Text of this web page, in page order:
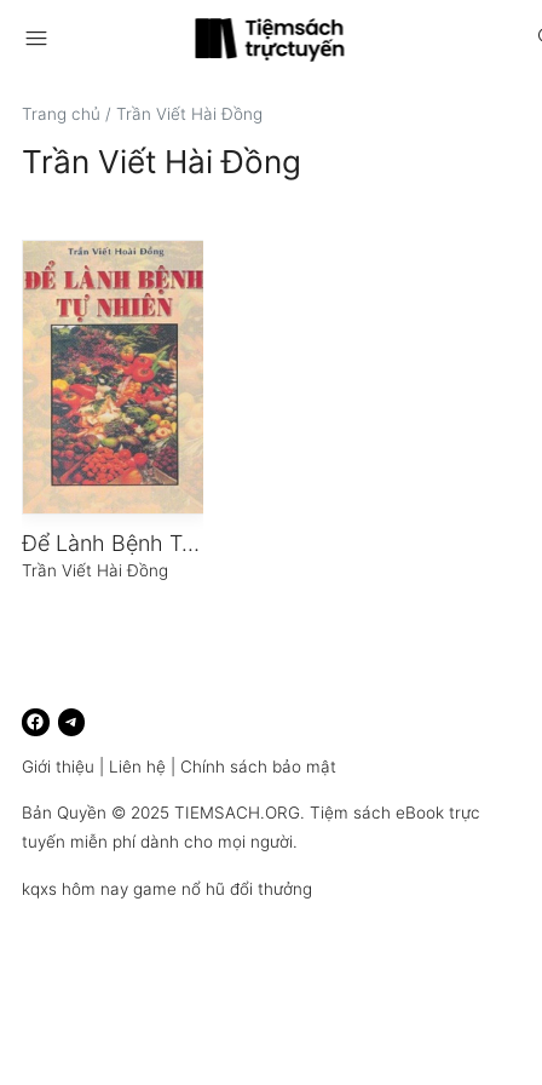
menu
Trang chủ / Trần Viết Hài Đồng
Trần Viết Hài Đồng
Để Lành Bệnh Tự Nhiên
Trần Viết Hài Đồng
Giới thiệu Liên hệ Chính sách bảo mật
Bản Quyền © 2025 TIEMSACH.ORG. Tiệm sách eBook trực
tuyến miễn phí dành cho mọi người.
kqxs hôm nay game nổ hũ đổi thưởng